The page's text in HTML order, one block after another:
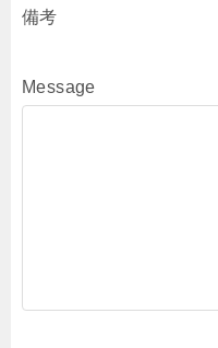
備考
Message